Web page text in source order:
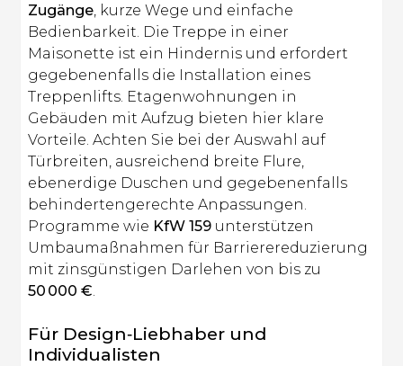
Zugänge, kurze Wege und einfache
Bedienbarkeit. Die Treppe in einer
Maisonette ist ein Hindernis und erfordert
gegebenenfalls die Installation eines
Treppenlifts. Etagenwohnungen in
Gebäuden mit Aufzug bieten hier klare
Vorteile. Achten Sie bei der Auswahl auf
Türbreiten, ausreichend breite Flure,
ebenerdige Duschen und gegebenenfalls
behindertengerechte Anpassungen.
Programme wie KfW 159 unterstützen
Umbaumaßnahmen für Barrierereduzierung
mit zinsgünstigen Darlehen von bis zu
50 000 €.
Für Design‑Liebhaber und
Individualisten